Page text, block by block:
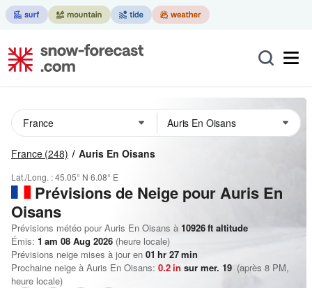
France (248) Auris En Oisans
Lat./Long. :45.05° N 6.08° E
Prévisions de Neige pour Auris En
Oisans
Prévisions météo pour Auris En Oisans à 10926ft altitude
Émis: 1 am 08 Aug 2026 (heure locale)
Prévisions neige mises à jour en 01 hr 27min
Prochaine neige à Auris En Oisans: 0.2in sur mer. 19 (après 8 PM,
heure locale)